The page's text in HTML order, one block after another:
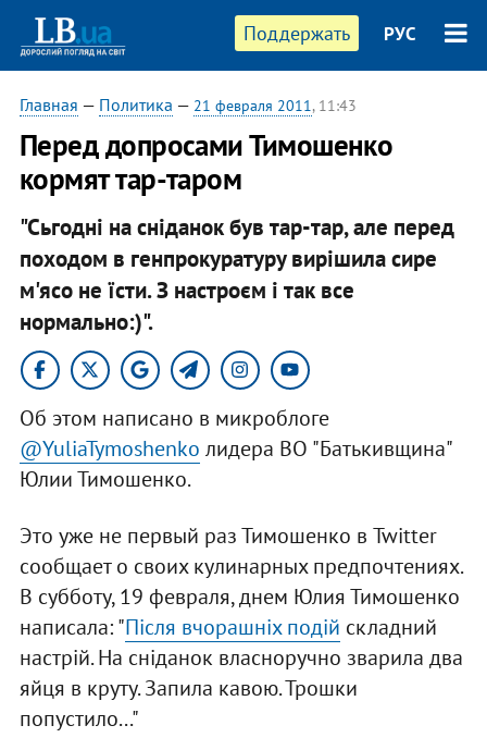
Поддержать РУС
Главная — Политика — 21 февраля 2011, 11:43
Перед допросами Тимошенко
кормят тар-таром
"Сьгодні на сніданок був тар-тар, але перед
походом в генпрокуратуру вирішила сире
м'ясо не їсти. З настроєм і так все
нормально:)".
Об этом написано в микроблоге
@YuliaTymoshenko лидера ВО "Батькивщина"
Юлии Тимошенко.
Это уже не первый раз Тимошенко в Twitter
сообщает о своих кулинарных предпочтениях.
В субботу, 19 февраля, днем Юлия Тимошенко
написала: "Після вчорашніх подій складний
настрій. На сніданок власноручно зварила два
яйця в круту. Запила кавою. Трошки
попустило..."